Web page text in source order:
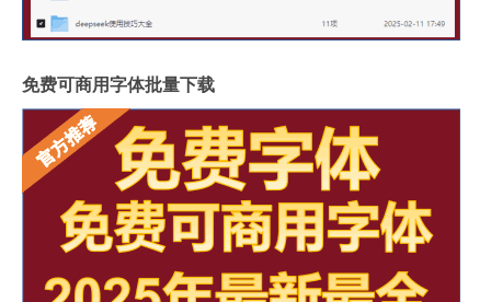
免费可商用字体批量下载